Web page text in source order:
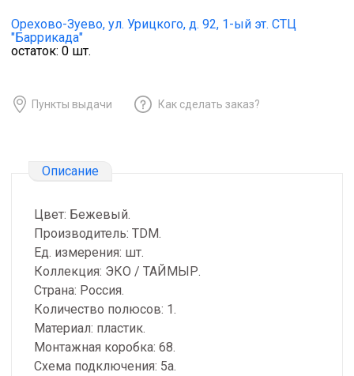
Орехово-Зуево, ул. Урицкого, д. 92, 1-ый эт. СТЦ
"Баррикада"
остаток: 0 шт.
Пункты выдачи Как сделать заказ?
Описание
Цвет: Бежевый.
Производитель: TDM.
Ед. измерения: шт.
Коллекция: ЭКО / ТАЙМЫР.
Страна: Россия.
Количество полюсов: 1.
Материал: пластик.
Монтажная коробка: 68.
Схема подключения: 5a.